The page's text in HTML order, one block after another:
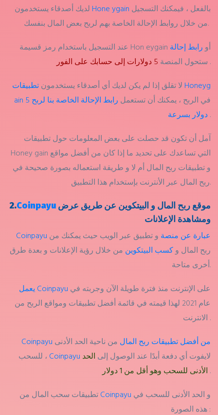
Hone ygain
من خلال روابط الإحالة الخاصة بهم لربح بعض المال بنفسك.
عند التسجيل باستخدام رمز قسيمة Hon eygain أو رابط إحالة
ستحول المنصة 5 دولارات إلى حسابك على الفور .
لا تقلق إذا لم يكن لديك أي أصدقاء يستخدمون تطبيقات Honeyg
ain
في الربح ، يمكنك أن تستعمل
رابط الإحالة الخاصة بنا لربح 5
دولار بسرعة .
آمل أن تكون قد حصلت على بعض المعلومات حول تطبيقات
Honey gain التي تساعدك على تحديد ما إذا كان من أفضل مواقع
و تطبيقات ربح المال أم لا و طريقة استعماله بصورة صحيحة في
ربح المال عبر الأنترنت بإستخدام هذا التطبيق.
2.Coinpayu
ومشاهدة الإعلانات
Coinpayu عبارة عن منصة و تطبيق عبر الويب حيث يمكنك من
ربح المال و كسب البيتكوين من خلال رؤية الإعلانات و بعدة طرق
أخرى متاحة.
يعمل Coinpayu
عام 2021 لهذا قيمته في قائمة أفضل تطبيقات ومواقع الربح من
الانترنت .
Coinpayu من أفضل تطبيقات ربح المال من ناحية الحد الأدنى
للسحب ، Coinpayu لايفوت أي دفعة أبدًا عند الوصول إلى الحد
الأدنى للسحب وهو أقل من 1 دولار .
Coinpayu
هذه الصورة :